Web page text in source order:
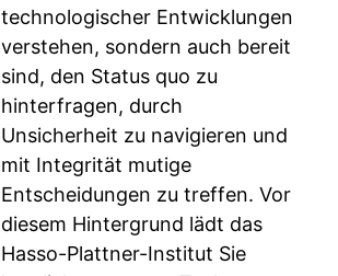
technologischer Entwicklungen
verstehen, sondern auch bereit
sind, den Status quo zu
hinterfragen, durch
Unsicherheit zu navigieren und
mit Integrität mutige
Entscheidungen zu treffen. Vor
diesem Hintergrund lädt das
Hasso-Plattner-Institut Sie